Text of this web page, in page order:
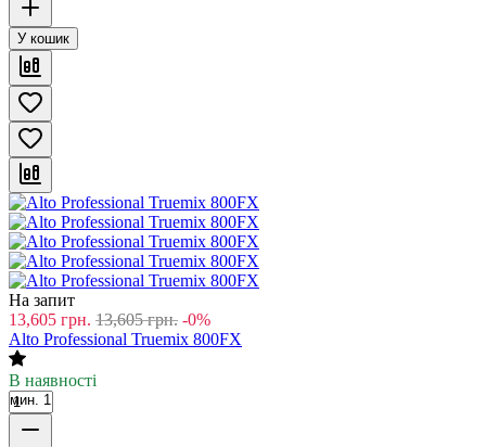
У кошик
На запит
13,605 грн. 13,605 грн. -0%
Alto Professional Truemix 800FX
В наявності
мин. 1